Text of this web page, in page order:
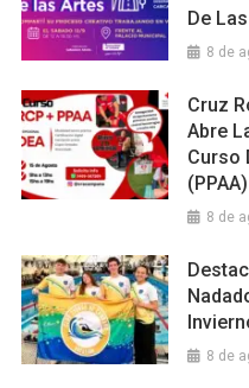
De
8 de
Cruz
Abre
Curso
8 de
8 de